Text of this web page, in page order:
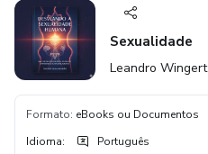
Sexualidade
Leandro Wingert
Formato: eBooks ou Documentos
Idioma: Português